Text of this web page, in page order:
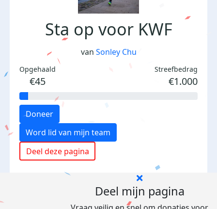
Sta op voor KWF
van Sonley Chu
Opgehaald
€45
Streefbedrag
€1.000
Doneer
Word lid van mijn team
Deel deze pagina
Deel mijn pagina